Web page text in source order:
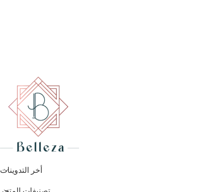
أخر التدوينات